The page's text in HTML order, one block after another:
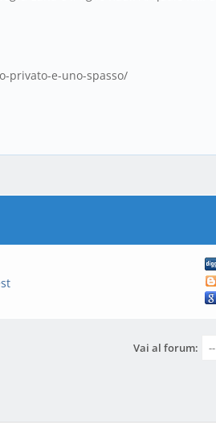
privato-e-uno-spasso/
Vai al forum: